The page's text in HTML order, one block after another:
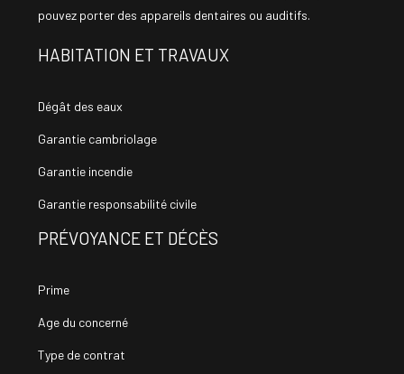
pouvez porter des appareils dentaires ou auditifs.
HABITATION ET TRAVAUX
Dégât des eaux
Garantie cambriolage
Garantie incendie
Garantie responsabilité civile
PRÉVOYANCE ET DÉCÈS
Prime
Age du concerné
Type de contrat